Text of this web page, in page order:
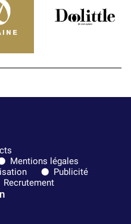
Mentions légales
Publicité
Recrutement